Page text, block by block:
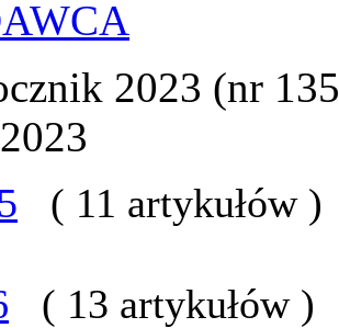
2023 (nr
( 11 artykułów )
( 13 artykułów )